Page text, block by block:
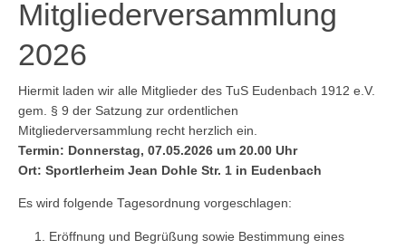
Mitgliederversammlung
2026
Hiermit laden wir alle Mitglieder des TuS Eudenbach 1912 e.V.
gem. § 9 der Satzung zur ordentlichen
Mitgliederversammlung recht herzlich ein.
Termin: Donnerstag, 07.05.2026 um 20.00 Uhr
Ort: Sportlerheim Jean Dohle Str. 1 in Eudenbach
Es wird folgende Tagesordnung vorgeschlagen:
Eröffnung und Begrüßung sowie Bestimmung eines